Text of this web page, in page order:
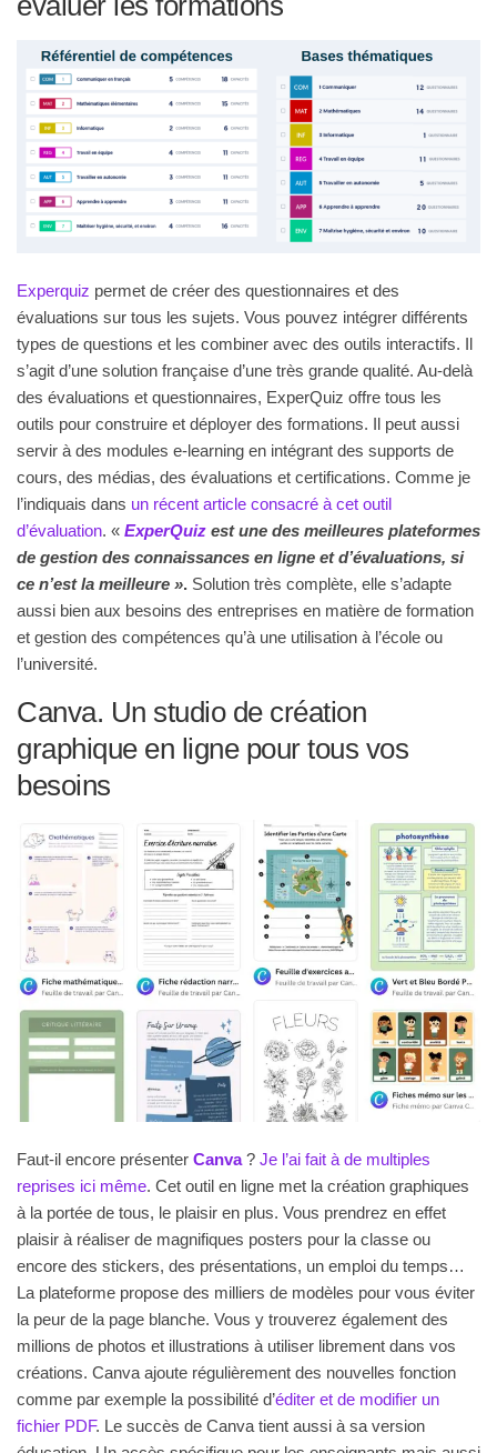
Experquiz permet de créer des questionnaires et des
évaluations sur tous les sujets. Vous pouvez intégrer différents
types de questions et les combiner avec des outils interactifs. Il
s’agit d’une solution française d’une très grande qualité. Au-delà
des évaluations et questionnaires, ExperQuiz offre tous les
outils pour construire et déployer des formations. Il peut aussi
servir à des modules e-learning en intégrant des supports de
cours, des médias, des évaluations et certifications. Comme je
l’indiquais dans un récent article consacré à cet outil
d’évaluation. « ExperQuiz est une des meilleures plateformes
de gestion des connaissances en ligne et d’évaluations, si
ce n’est la meilleure ». Solution très complète, elle s’adapte
aussi bien aux besoins des entreprises en matière de formation
et gestion des compétences qu’à une utilisation à l’école ou
l’université.
Canva. Un studio de création
graphique en ligne pour tous vos
besoins
Faut-il encore présenter Canva? Je l’ai fait à de multiples
reprises ici même. Cet outil en ligne met la création graphiques
à la portée de tous, le plaisir en plus. Vous prendrez en effet
plaisir à réaliser de magnifiques posters pour la classe ou
encore des stickers, des présentations, un emploi du temps…
La plateforme propose des milliers de modèles pour vous éviter
la peur de la page blanche. Vous y trouverez également des
millions de photos et illustrations à utiliser librement dans vos
créations. Canva ajoute régulièrement des nouvelles fonction
comme par exemple la possibilité d’éditer et de modifier un
fichier PDF. Le succès de Canva tient aussi à sa version